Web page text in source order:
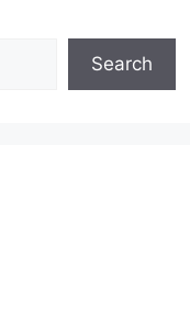
Search